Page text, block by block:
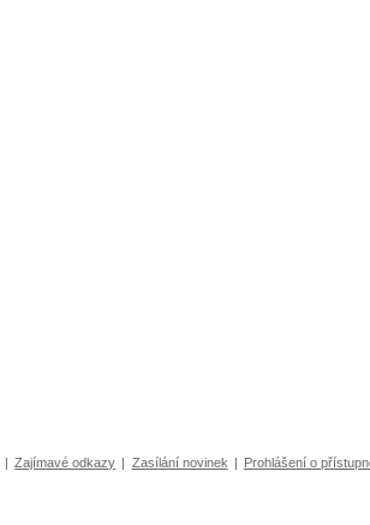
| Zajímavé odkazy | Zasílání novinek | Prohlášení o